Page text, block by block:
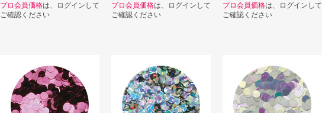
プロ会員価格は、ログインして
ご確認ください
プロ会員価格は、ログインして
ご確認ください
プロ会員価格は、ログインして
ご確認ください